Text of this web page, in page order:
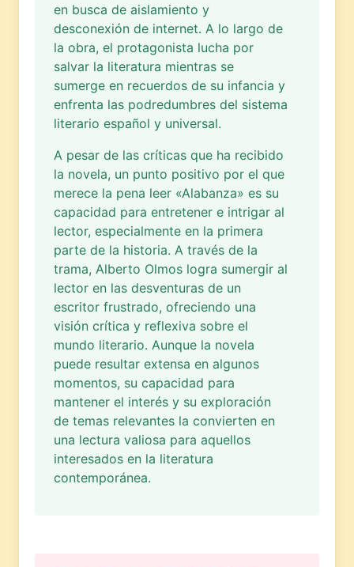
en busca de aislamiento y
desconexión de internet. A lo largo de
la obra, el protagonista lucha por
salvar la literatura mientras se
sumerge en recuerdos de su infancia y
enfrenta las podredumbres del sistema
literario español y universal.
A pesar de las críticas que ha recibido
la novela, un punto positivo por el que
merece la pena leer «Alabanza» es su
capacidad para entretener e intrigar al
lector, especialmente en la primera
parte de la historia. A través de la
trama, Alberto Olmos logra sumergir al
lector en las desventuras de un
escritor frustrado, ofreciendo una
visión crítica y reflexiva sobre el
mundo literario. Aunque la novela
puede resultar extensa en algunos
momentos, su capacidad para
mantener el interés y su exploración
de temas relevantes la convierten en
una lectura valiosa para aquellos
interesados en la literatura
contemporánea.